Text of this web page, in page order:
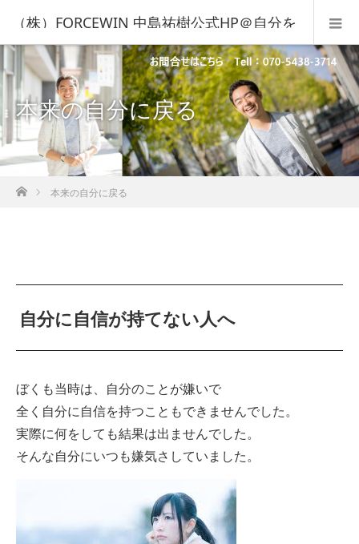
（株）FORCEWIN 中島祐樹公式HP＠自分を
知って人生を変える！
本来の自分に戻る
ホーム本来の自分に戻る
自分に自信が持てない人へ
ぼくも当時は、自分のことが嫌いで
全く自分に自信を持つこともできませんでした。
実際に何をしても結果は出ませんでした。
そんな自分にいつも嫌気さしていました。